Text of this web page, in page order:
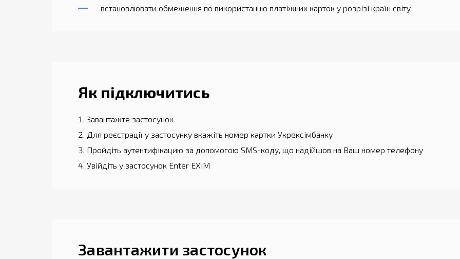
встановлювати обмеження по використанню платіжних карток у розрізі країн світу
Як підключитись
Завантажте застосунок
Для реєстрації у застосунку вкажіть номер картки Укрексімбанку
Пройдіть аутентифікацию за допомогою SMS-коду, що надійшов на Ваш номер телефону
Увійдіть у застосунок Enter EXIM
Завантажити застосунок